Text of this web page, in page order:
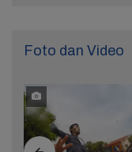
Foto dan Video